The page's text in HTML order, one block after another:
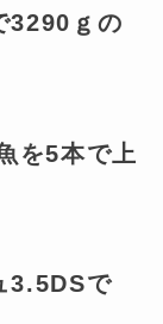
3290ｇの
を5本で上
3.5DSで